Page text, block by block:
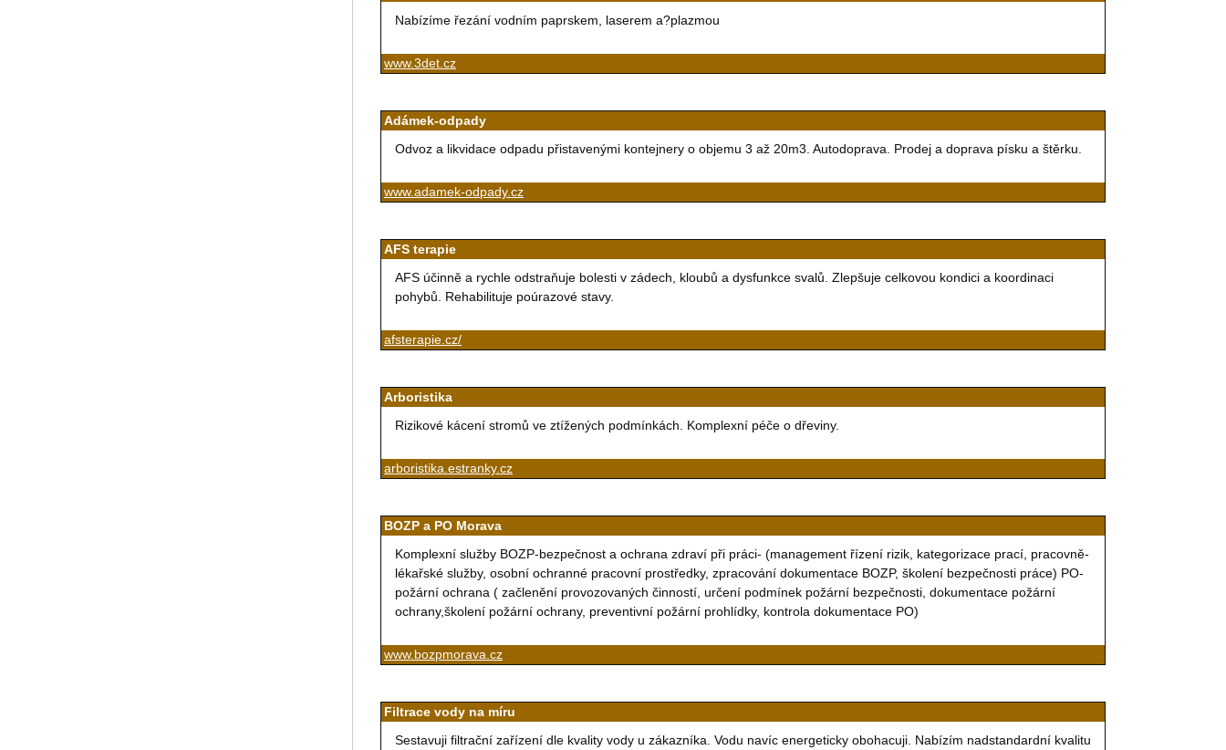
Nabízíme řezání vodním paprskem, laserem a?plazmou
www.3det.cz
Adámek-odpady
Odvoz a likvidace odpadu přistavenými kontejnery o objemu 3 až 20m3. Autodoprava. Prodej a doprava písku a štěrku.
www.adamek-odpady.cz
AFS terapie
AFS účinně a rychle odstraňuje bolesti v zádech, kloubů a dysfunkce svalů. Zlepšuje celkovou kondici a koordinaci
pohybů. Rehabilituje poúrazové stavy.
afsterapie.cz/
Arboristika
Rizikové kácení stromů ve ztížených podmínkách. Komplexní péče o dřeviny.
arboristika.estranky.cz
BOZP a PO Morava
Komplexní služby BOZP-bezpečnost a ochrana zdraví při práci- (management řízení rizik, kategorizace prací, pracovně-
lékařské služby, osobní ochranné pracovní prostředky, zpracování dokumentace BOZP, školení bezpečnosti práce) PO-
požární ochrana ( začlenění provozovaných činností, určení podmínek požární bezpečnosti, dokumentace požární
ochrany,školení požární ochrany, preventivní požární prohlídky, kontrola dokumentace PO)
www.bozpmorava.cz
Filtrace vody na míru
Sestavuji filtrační zařízení dle kvality vody u zákazníka. Vodu navíc energeticky obohacuji. Nabízím nadstandardní kvalitu